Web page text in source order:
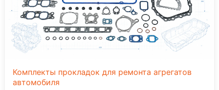
Комплекты прокладок для ремонта агрегатов
автомобиля